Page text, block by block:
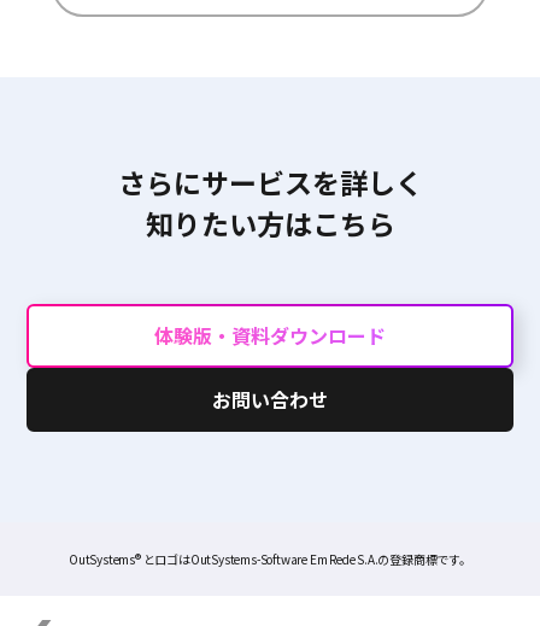
さらにサービスを詳しく
知りたい方はこちら
体験版・資料ダウンロード
お問い合わせ
OutSystems® とロゴはOutSystems-Software Em Rede S.A.の登録商標です。